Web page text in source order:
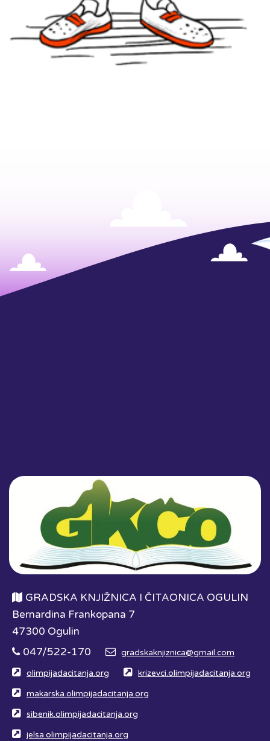
GRADSKA KNJIŽNICA I ČITAONICA OGULIN
Bernardina Frankopana 7
47300 Ogulin
047/522-170
gradskaknjiznica@gmail.com
olimpijadacitanja.org krizevci.olimpijadacitanja.org
makarska.olimpijadacitanja.org
sibenik.olimpijadacitanja.org
jelsa.olimpijadacitanja.org